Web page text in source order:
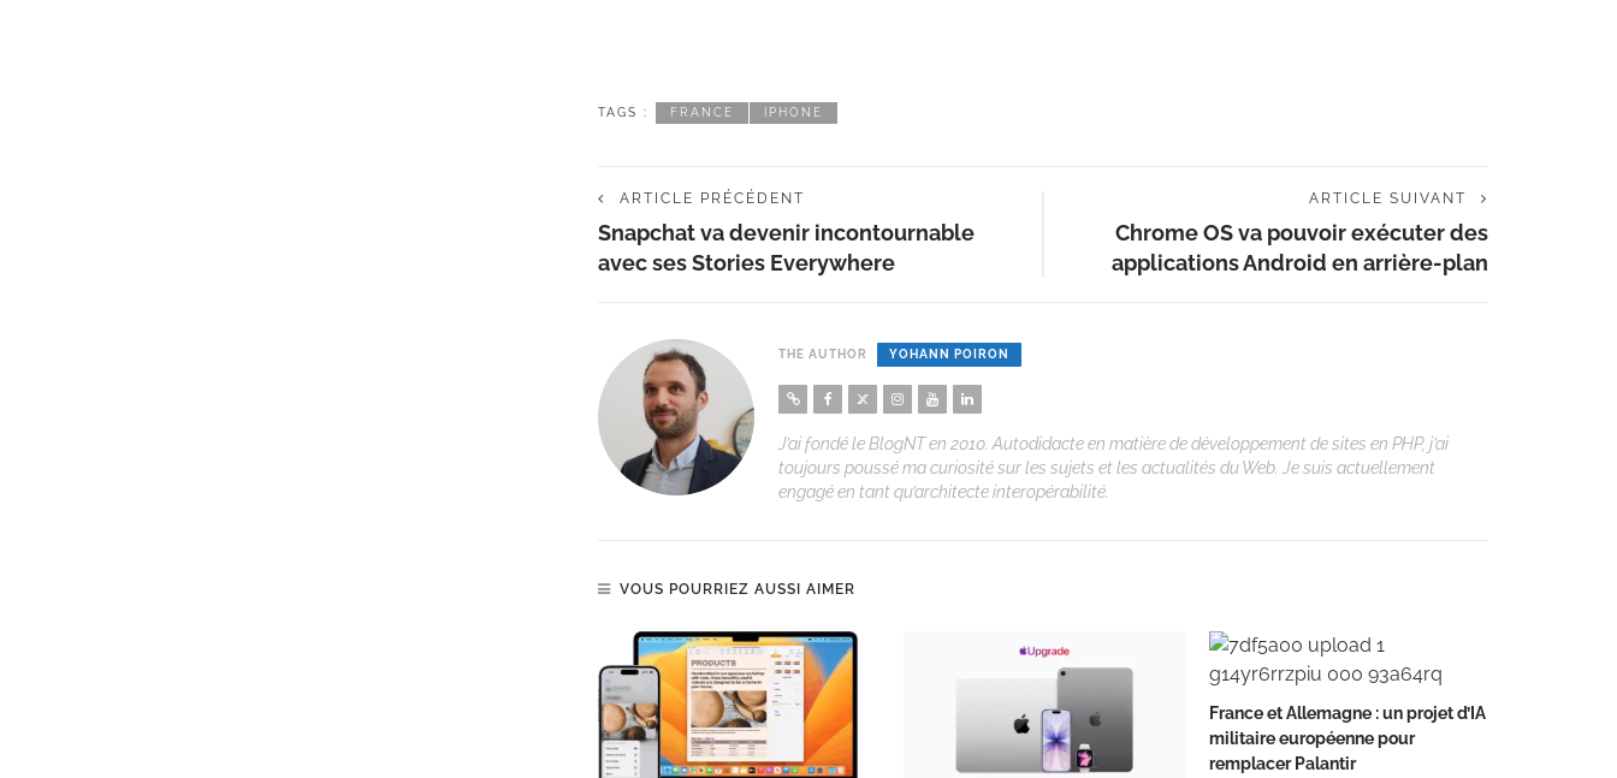
TAGS : FRANCE IPHONE
ARTICLE PRÉCÉDENT
Snapchat va devenir incontournable
avec ses Stories Everywhere
ARTICLE SUIVANT
Chrome OS va pouvoir exécuter des
applications Android en arrière-plan
THE AUTHOR YOHANN POIRON
J’ai fondé le BlogNT en 2010. Autodidacte en matière de développement de sites en PHP, j’ai
toujours poussé ma curiosité sur les sujets et les actualités du Web. Je suis actuellement
engagé en tant qu’architecte interopérabilité.
VOUS POURRIEZ AUSSI AIMER
France et Allemagne : un projet d’IA
militaire européenne pour
remplacer Palantir